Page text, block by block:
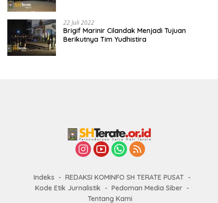
22 Juli 2022
Brigif Marinir Cilandak Menjadi Tujuan
Berikutnya Tim Yudhistira
Indeks
REDAKSI KOMINFO SH TERATE PUSAT
Kode Etik Jurnalistik
Pedoman Media Siber
Tentang Kami